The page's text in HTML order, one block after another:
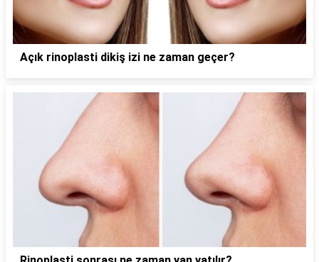
Açık rinoplasti dikiş izi ne zaman geçer?